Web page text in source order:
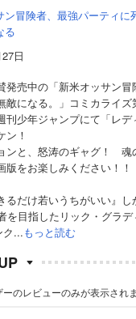
ン冒険者、最強パーティに
る
日
発売中の「新米オッサン冒
敵になる。」コミカライズ
少年ジャンプにて「レデ
ン！
ンと、怒涛のギャグ！ 魂
をお楽しみください！！
るだけ若いうちがいい』
を目指したリック・グラ
ク...もっと読む
のレビューのみが表示され